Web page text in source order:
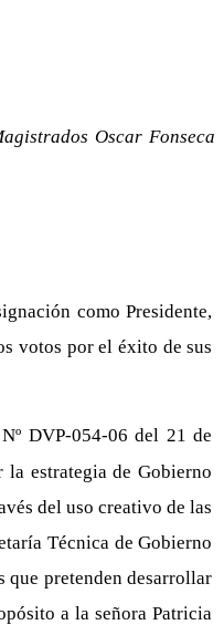
Oscar Fonseca
como Presidente,
votos por el éxito de sus
DVP-054-06 del 21 de
estrategia de Gobierno
del uso creativo de las
Técnica de Gobierno
que pretenden desarrollar
a la señora Patricia